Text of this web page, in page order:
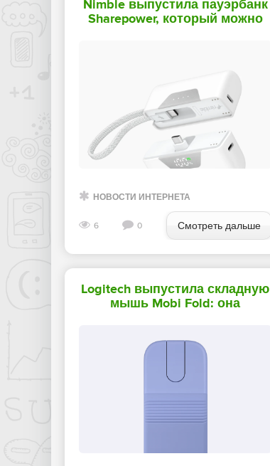
Nimble выпустила пауэрбанк
Sharepower, который можно
НОВОСТИ ИНТЕРНЕТА
6 0 Смотреть дальше
Logitech выпустила складную
мышь Mobi Fold: она
подзарядки - «Новости мира
Интернет»